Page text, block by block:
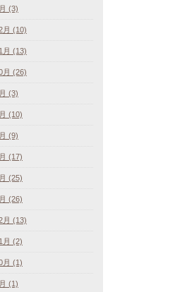
(3)
月 (10)
月 (13)
月 (26)
(3)
(10)
(9)
(17)
(25)
(26)
月 (13)
月 (2)
月 (1)
(1)